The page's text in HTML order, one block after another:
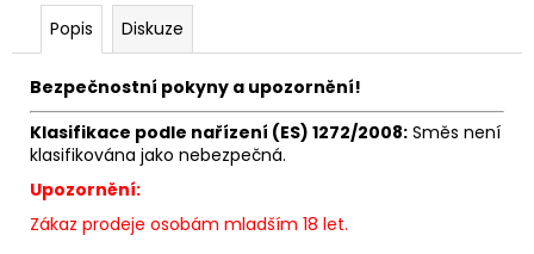
Popis Diskuze
Bezpečnostní pokyny a upozornění!
Klasifikace podle nařízení (ES) 1272/2008: Směs není
klasifikována jako nebezpečná.
Upozornění:
Zákaz prodeje osobám mladším 18 let.
ELFLIQ
SALT
E-
LIQUID
-
STRAWBERRY
KIWI
-
10ML
-
10MG